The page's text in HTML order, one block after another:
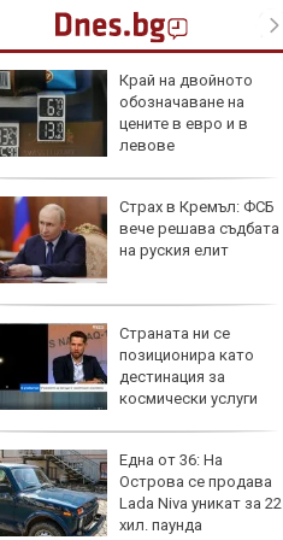
Край на двойното
обозначаване на
цените в евро и в
левове
Страх в Кремъл: ФСБ
вече решава съдбата
на руския елит
Страната ни се
позиционира като
дестинация за
космически услуги
Една от 36: На
Острова се продава
Lada Niva уникат за 22
хил. паунда